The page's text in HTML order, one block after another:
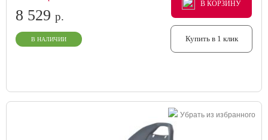
8 529 р.
В НАЛИЧИИ
В КОРЗИНУ
В КОРЗИНУ
В КОРЗИНУ
Купить в 1 клик
Убрать из избранного